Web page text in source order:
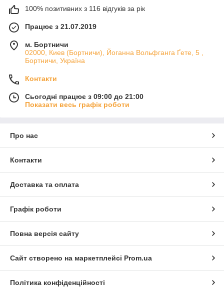
лонжерони підлоги. Вони використовуються для ремонту
навантажених і вразливих зон кузова, де особливо важливі
точність виготовлення та надійність металу.
Деталі з оцинкованої та холоднокатаної сталі добре
підходять для кузовних робіт, забезпечують захист від корозії і
встановлення. Це скорочує обсяг підгонки і спрощує ремонт.
Замовляйте кузовні запчастини для Volkswagen Santana I
(1991–1996), щоб виконати відновлення кузова акуратно і
100% позитивних з 116 відгуків за рік
Працює з 21.07.2019
м. Бортничи
02000, Киев (Бортничи), Йоганна Вольфганга Ґете, 5 ,
Бортничи, Україна
Контакти
Сьогодні працює з 09:00 до 21:00
Показати весь графік роботи
Про нас
Контакти
Доставка та оплата
Графік роботи
Повна версія сайту
Сайт створено на маркетплейсі Prom.ua
Політика конфіденційності